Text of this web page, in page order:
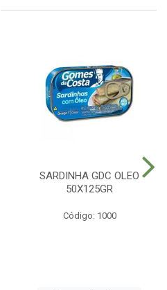
SARDINHA GDC OLEO
50X125GR
Código: 1000